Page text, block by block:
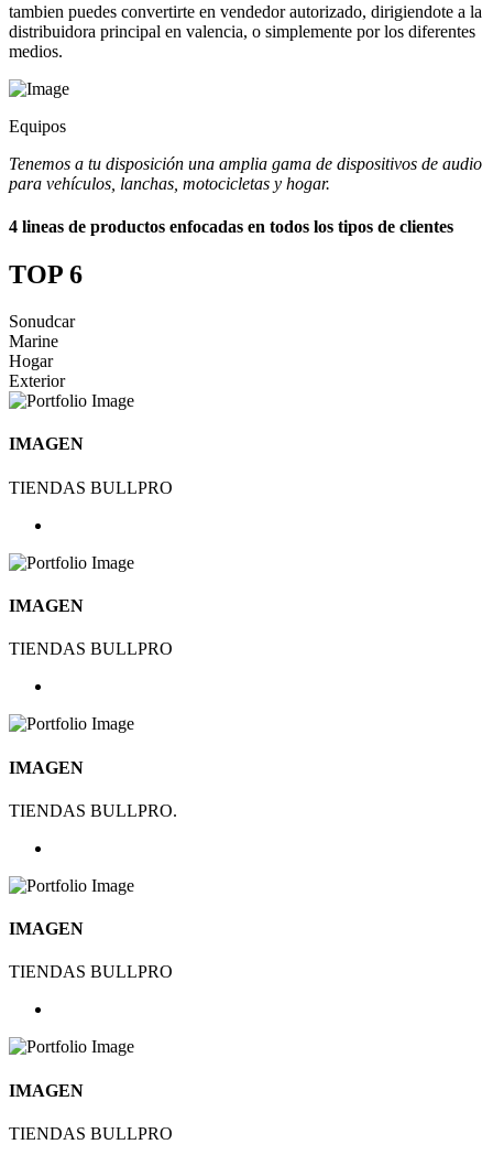
tambien puedes convertirte en vendedor autorizado, dirigiendote a la
distribuidora principal en valencia, o simplemente por los diferentes
medios.
Equipos
Tenemos a tu disposición una amplia gama de dispositivos de audio
para vehículos, lanchas, motocicletas y hogar.
4 lineas de productos enfocadas en todos los tipos de clientes
TOP 6
Sonudcar
Marine
Hogar
Exterior
IMAGEN
TIENDAS BULLPRO
IMAGEN
TIENDAS BULLPRO
IMAGEN
TIENDAS BULLPRO.
IMAGEN
TIENDAS BULLPRO
IMAGEN
TIENDAS BULLPRO